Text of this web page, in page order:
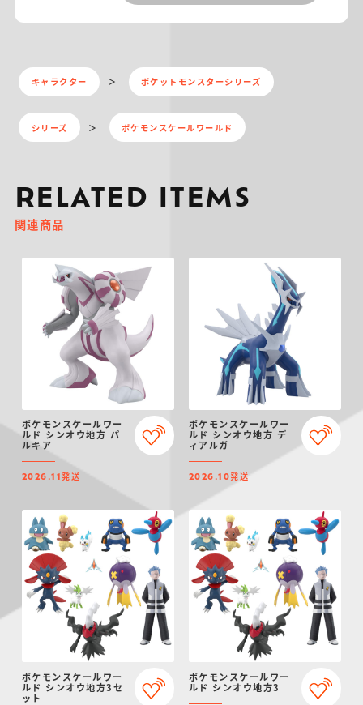
キャラクター ポケットモンスターシリーズ
シリーズ ポケモンスケールワールド
RELATED ITEMS
関連商品
ポケモンスケールワー
ルド シンオウ地方 パ
ルキア
2026.11発送
ポケモンスケールワー
ルド シンオウ地方 デ
ィアルガ
2026.10発送
ポケモンスケールワー
ルド シンオウ地方3セ
ット
ポケモンスケールワー
ルド シンオウ地方3